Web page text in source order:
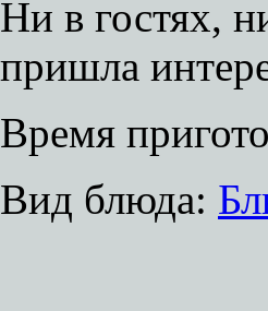
Ни в гостях,
пришла
Время
Вид блюда: